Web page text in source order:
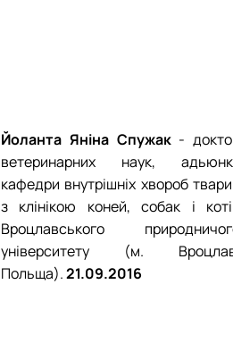
Йоланта Яніна Спужак-
ветеринарних наук,
кафедри внутрішніх хвороб
з клінікою коней, собак і
Вроцлавського
університету (м.
Польща).21.09.2016